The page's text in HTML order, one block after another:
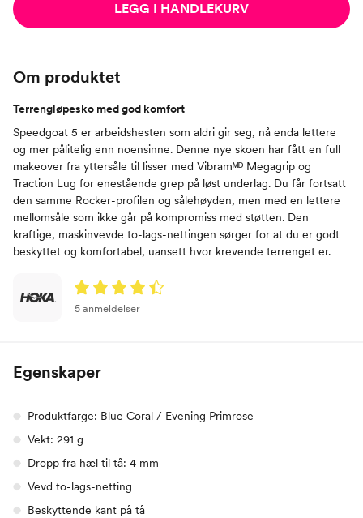
LEGG I HANDLEKURV
Om produktet
Terrengløpesko med god komfort
Speedgoat 5 er arbeidshesten som aldri gir seg, nå enda lettere
og mer pålitelig enn noensinne. Denne nye skoen har fått en full
makeover fra yttersåle til lisser med Vibramᴹᴰ Megagrip og
Traction Lug for enestående grep på løst underlag. Du får fortsatt
den samme Rocker-profilen og sålehøyden, men med en lettere
mellomsåle som ikke går på kompromiss med støtten. Den
kraftige, maskinvevde to-lags-nettingen sørger for at du er godt
beskyttet og komfortabel, uansett hvor krevende terrenget er.
5 anmeldelser
Egenskaper
Produktfarge: Blue Coral / Evening Primrose
Vekt: 291 g
Dropp fra hæl til tå: 4 mm
Vevd to-lags-netting
Beskyttende kant på tå